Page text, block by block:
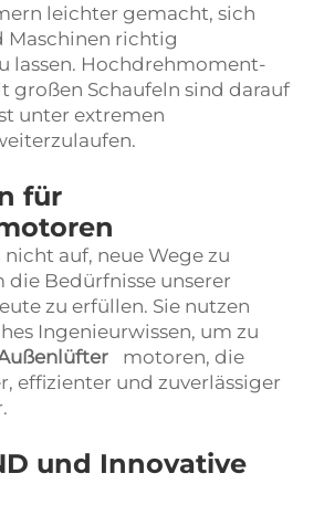
leichter gemacht, sich
Maschinen richtig
lassen. Hochdrehmoment-
großen Schaufeln sind darauf
unter extremen
für
auf, neue Wege zu
die Bedürfnisse unserer
zu erfüllen. Sie nutzen
Ingenieurwissen, um zu
motoren, die
effizienter und zuverlässiger
und Innovative